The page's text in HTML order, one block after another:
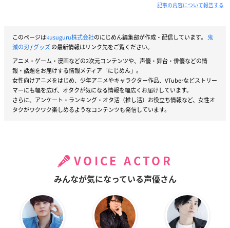
記事の内容について報告する
このページはkusuguru株式会社のにじめん編集部が作成・配信しています。 鬼
滅の刃/グッズの最新情報はリンク先をご覧ください。
アニメ・ゲーム・漫画などの2次元コンテンツや、声優・舞台・俳優などの情
報・話題をお届けする情報メディア「にじめん」。
女性向けアニメをはじめ、少年アニメやキャラクター作品、VTuberなどストリー
マーにも幅を広げ、オタクが気になる情報を幅広くお届けしています。
さらに、アンケート・ランキング・オタ活（推し活）お役立ち情報など、女性オ
タクがワクワク楽しめるようなコンテンツも発信しています。
VOICE ACTOR
みんなが気になっている声優さん